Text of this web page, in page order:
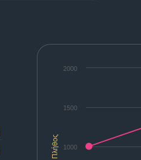
Πλήθος 1000
1500
2000